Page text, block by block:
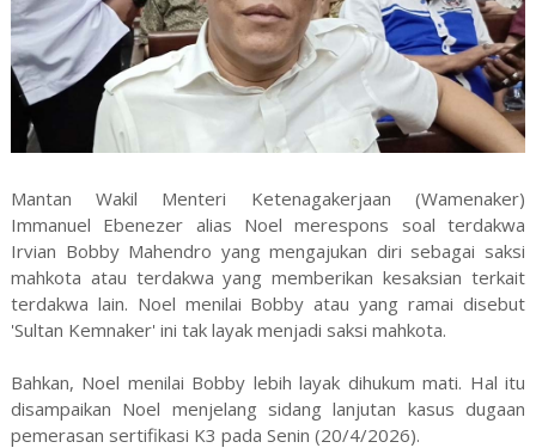
Mantan Wakil Menteri Ketenagakerjaan (Wamenaker)
Immanuel Ebenezer alias Noel merespons soal terdakwa
Irvian Bobby Mahendro yang mengajukan diri sebagai saksi
mahkota atau terdakwa yang memberikan kesaksian terkait
terdakwa lain. Noel menilai Bobby atau yang ramai disebut
'Sultan Kemnaker' ini tak layak menjadi saksi mahkota.
Bahkan, Noel menilai Bobby lebih layak dihukum mati. Hal itu
disampaikan Noel menjelang sidang lanjutan kasus dugaan
pemerasan sertifikasi K3 pada Senin (20/4/2026).